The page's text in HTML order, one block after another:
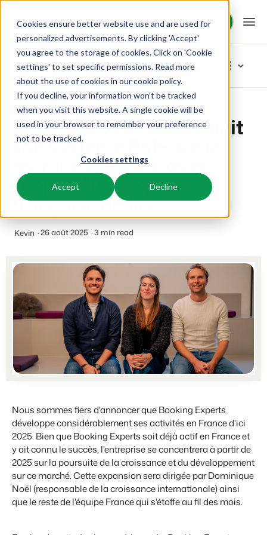
Cookies ensure better website use and are used for
personalized advertisements. By clicking 'Accept'
you agree to the storage of cookies. Click on 'Cookie
settings' to set specific permissions. Read more
about the use of cookies in our cookie policy.
If you decline, your information won’t be tracked
when you visit this website. A single cookie will be
used in your browser to remember your preference
not to be tracked.
Cookies settings
Accept Decline
Démo
Démo
Plateforme
BEX PMS
PMS
Optimisez votre back-office.
Boostez les réservations directes via votre site web.
Vous avez déjà un site web ? L'intégration est possible.
Gestion des canaux de distribution
Diffusez votre inventaire sur plusieurs canaux.
Intégrez vos applications et outils préférés.
Gestion des propriétaires
Passez à l'action
Prêt à adopter la croissance ?
BEX CMS
Site web
Donnez vie à votre marque grâce à notre créateur de site.
Solutions
Booking Experts pour:
Aires de camping, tentes de glamping et caravanes.
Villas, bungalows, chalets et hébergements nature.
Stations de ski, de bien-être, de plongée et de golf.
Organismes de location de vacances
Chaînes hôtelières et marques indépendantes multiples.
Promoteurs immobiliers touristiques
Développement de projets immobiliers.
Hôtels
Services de conciergerie et gestion locative
Gestion de location de vacances et concierges
Ressources
Connaissance
BEX Academy
Suivez des cours en ligne et devenez un expert.
Témoignages de nos clients.
Entrez en contact avec nous
Customer Success
Obtenez des réponses à vos questions.
Passez à l'action
Prêt à adopter la croissance ?
Développeurs
Construisez votre solution avec notre API ouverte.
Partenaires
Rejoignez-nous dans notre aventure pour transformer l'industrie
de l'hospitalité.
Tarifs
Témoignages
Tarifs
Blog
Explorer les catégories
Tout
Inspiration
Marketing
Conseils & astuces
Produit
Du concept à la solution
Plus forts ensemble
Contacter les ventes Démo
Home Exclusivité
Booking Experts introduit
son système PMS sur le
marché français, avec
l'appui d'une équipe
française dédiée.
Kevin 26 août 2025 3 min read
Nous sommes fiers d'annoncer que Booking Experts
développe considérablement ses activités en France d'ici
2025. Bien que Booking Experts soit déjà actif en France et
y ait connu le succès, l'entreprise se concentrera à partir de
2025 sur la poursuite de la croissance et du développement
sur ce marché. Cette expansion sera dirigée par Dominique
Noël (responsable de la croissance internationale) ainsi
que le reste de l'équipe France qui s'étoffe au fil des mois.